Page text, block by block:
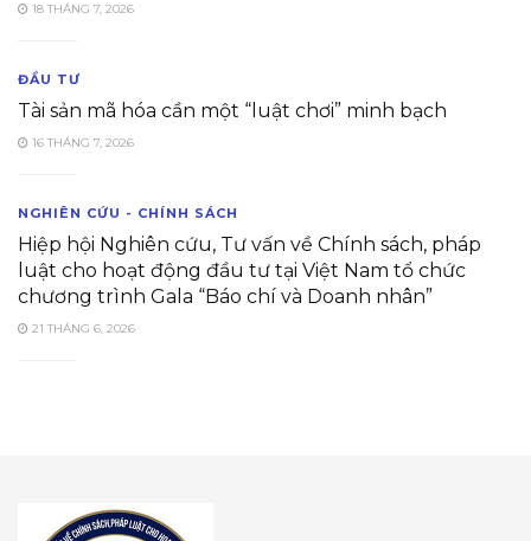
18 THÁNG 7, 2026
ĐẦU TƯ
Tài sản mã hóa cần một “luật chơi” minh bạch
16 THÁNG 7, 2026
NGHIÊN CỨU - CHÍNH SÁCH
Hiệp hội Nghiên cứu, Tư vấn về Chính sách, pháp
luật cho hoạt động đầu tư tại Việt Nam tổ chức
chương trình Gala “Báo chí và Doanh nhân”
21 THÁNG 6, 2026